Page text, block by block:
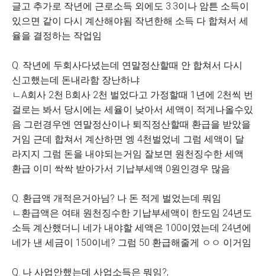
글고 추가로 작년에 근로소득 외에도 3.3이나 암튼 소득이
있으면 같이 다시 계산해야됨 작년한해 소득 다 합쳐서 세
율을 결정하는 작업임
Q. 작년에 두회사다녔는데 연말정산할때 안 합쳐서 다시
신고했는데 돈내라함 장난하냐
ㄴA회사 2천 B회사 2천 벌었다고 가정할때 1년에 2천씩 번
걸로는 봐서 당시에는 세율이 낮아서 세액이 적게나올수있
음 그런경우엔 연말정산이나 퇴직정산할때 환급을 받았을
거임 근데 합쳐서 계산하면 엥 4천벌었네 그럼 세액이 달
라지지 그럼 돈을 내야되는거임 잘보면 원천징수한 세액
환급 이미 싹싹 받아가서 기납부세액 0원인경우 많음
Q. 환급액 개적은거아님? 나 돈 적게 벌었는데 뭐임
ㄴ환급액은 여태 원천징수한 기납부세액이 한도임 24년도
소득 계산했더니 네가 내야할 세액은 100이였는데 24년에
네가 낸 세금이 150이네? 그럼 50 환급해줄게 ㅇㅇ 이거임
Q. 나 사업안했는데 사업소득은 뭐임?;